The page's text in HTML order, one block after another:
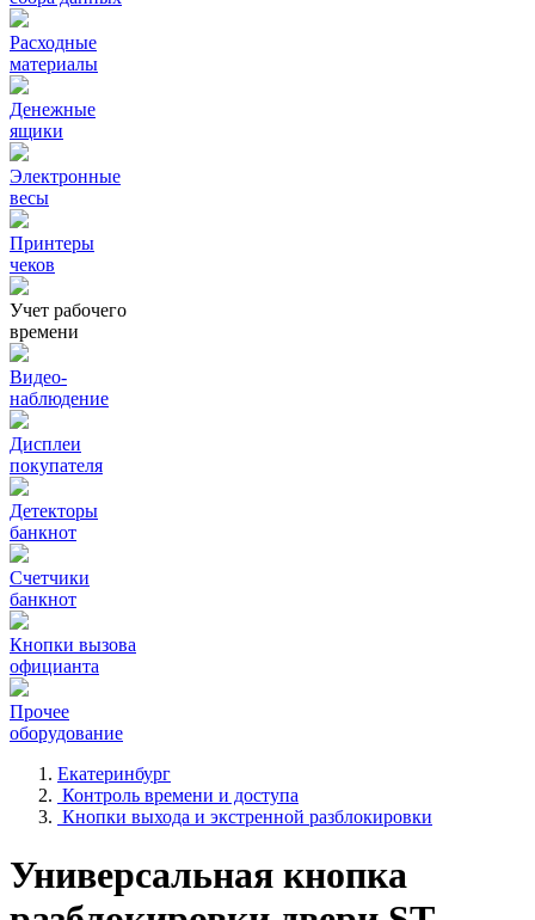
Расходные
материалы
Денежные
ящики
Электронные
весы
Принтеры
чеков
Учет рабочего
времени
Видео‑
наблюдение
Дисплеи
покупателя
Детекторы
банкнот
Счетчики
банкнот
Кнопки вызова
официанта
Прочее
оборудование
Екатеринбург
Контроль времени и доступа
Кнопки выхода и экстренной разблокировки
Универсальная кнопка